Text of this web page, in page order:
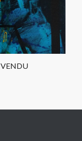
VENDU